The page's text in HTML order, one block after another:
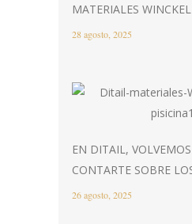
MATERIALES
28 agosto, 2025
EN DITAIL,
CONTARTE SOBRE
26 agosto, 2025